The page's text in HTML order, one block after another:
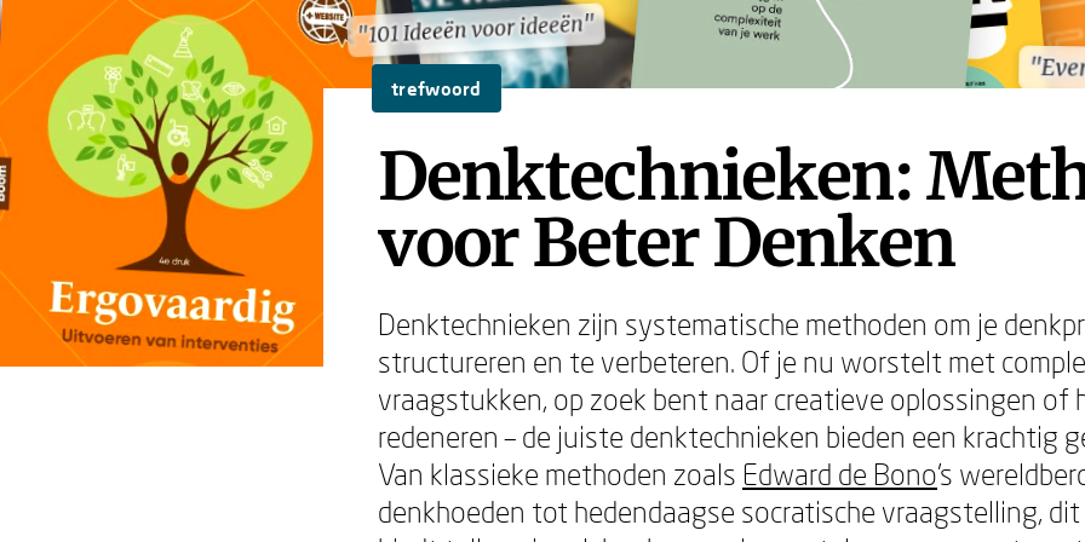
"101 Ideeën voor ideeën"
"101 Ideeën voor ideeën"
trefwoord
Denktechnieken:
voor Beter Denken
Denktechnieken zijn systematische methoden om je
structureren en te verbeteren. Of je nu worstelt met
vraagstukken, op zoek bent naar creatieve oplossingen of
redeneren – de juiste denktechnieken bieden een krachtig
Van klassieke methoden zoals Edward de Bono's
denkhoeden tot hedendaagse socratische vraagstelling,